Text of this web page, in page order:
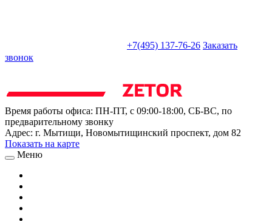
+7(495) 137-76-26 Заказать
звонок
Время работы офиса: ПН-ПТ, с 09:00-18:00, СБ-ВС, по
предварительному звонку
Адрес: г. Мытищи, Новомытищинский проспект, дом 82
Показать на карте
Меню